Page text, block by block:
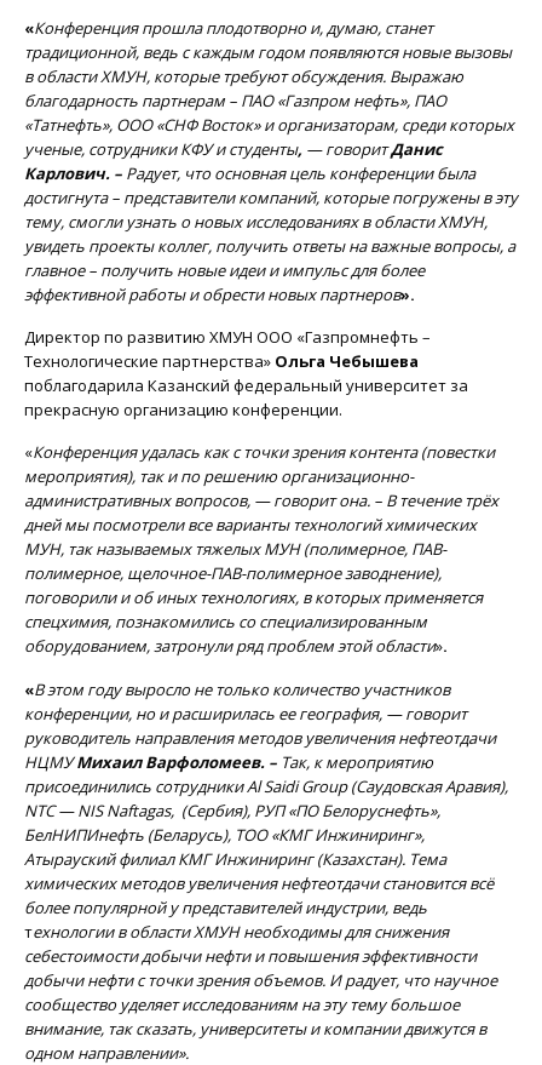
«Конференция прошла плодотворно и, думаю, станет
традиционной, ведь с каждым годом появляются новые вызовы
в области ХМУН, которые требуют обсуждения. Выражаю
благодарность партнерам – ПАО «Газпром нефть», ПАО
«Татнефть», ООО «СНФ Восток» и организаторам, среди которых
ученые, сотрудники КФУ и студенты, — говоритДанис
Карлович. – Радует, что основная цель конференции была
достигнута – представители компаний, которые погружены в эту
тему, смогли узнать о новых исследованиях в области ХМУН,
увидеть проекты коллег, получить ответы на важные вопросы, а
главное – получить новые идеи и импульс для более
эффективной работы и обрести новых партнеров».
Директор по развитию ХМУН ООО «Газпромнефть –
Технологические партнерства» Ольга Чебышева
поблагодарила Казанский федеральный университет за
прекрасную организацию конференции.
«Конференция удалась как с точки зрения контента (повестки
мероприятия), так и по решению организационно-
административных вопросов, — говорит она. – В течение трёх
дней мы посмотрели все варианты технологий химических
МУН, так называемых тяжелых МУН (полимерное, ПАВ-
полимерное, щелочное-ПАВ-полимерное заводнение),
поговорили и об иных технологиях, в которых применяется
спецхимия, познакомились со специализированным
оборудованием, затронули ряд проблем этой области».
«В этом году выросло не только количество участников
конференции, но и расширилась ее география, — говорит
руководитель направления методов увеличения нефтеотдачи
НЦМУМихаил Варфоломеев. – Так, к мероприятию
присоединились сотрудники Al Saidi Group (Саудовская Аравия),
NTC — NIS Naftagas, (Сербия), РУП «ПО Белоруснефть»,
БелНИПИнефть (Беларусь), ТОО «КМГ Инжиниринг»,
Атырауский филиал КМГ Инжиниринг (Казахстан). Тема
химических методов увеличения нефтеотдачи становится всё
более популярной у представителей индустрии, ведь
технологии в области ХМУН необходимы для снижения
себестоимости добычи нефти и повышения эффективности
добычи нефти с точки зрения объемов. И радует, что научное
сообщество уделяет исследованиям на эту тему большое
внимание, так сказать, университеты и компании движутся в
одном направлении».